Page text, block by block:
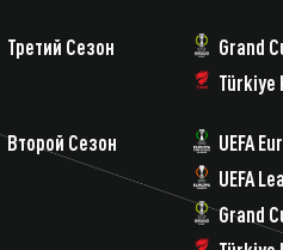
Третий Сезон
Grand
Türkiye
Второй Сезон
UEFA
UEFA
Grand